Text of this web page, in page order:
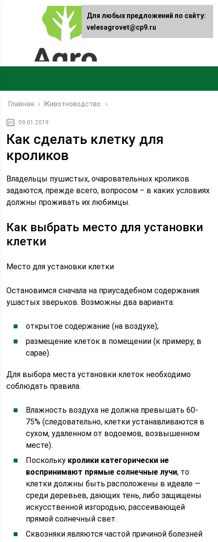
Главная › Животноводство
09.01.2019
Как сделать клетку для
кроликов
Владельцы пушистых, очаровательных кроликов
задаются, прежде всего, вопросом – в каких условиях
должны проживать их любимцы.
Как выбрать место для установки
клетки
Место для установки клетки
Остановимся сначала на приусадебном содержания
ушастых зверьков. Возможны два варианта:
открытое содержание (на воздухе);
размещение клеток в помещении (к примеру, в
сарае).
Для выбора места установки клеток необходимо
соблюдать правила.
Влажность воздуха не должна превышать 60-
75% (следовательно, клетки устанавливаются в
сухом, удаленном от водоемов, возвышенном
месте).
Поскольку кролики категорически не
воспринимают прямые солнечные лучи, то
клетки должны быть расположены в идеале —
среди деревьев, дающих тень, либо защищены
искусственной изгородью, рассеивающей
прямой солнечный свет.
Сквозняки являются частой причиной болезней
Для любых предложений по сайту:
velesagrovet@cp9.ru